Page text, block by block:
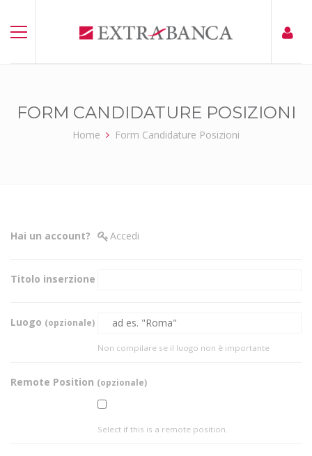
FORM CANDIDATURE POSIZIONI
Home Form Candidature Posizioni
Hai un account? Accedi
Titolo inserzione
Luogo (opzionale)
Non compilare se il luogo non è importante
Remote Position (opzionale)
Select if this is a remote position.